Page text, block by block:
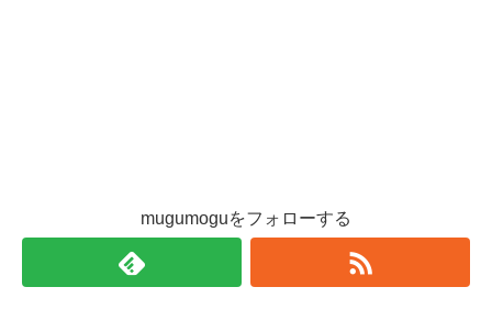
mugumoguをフォローする